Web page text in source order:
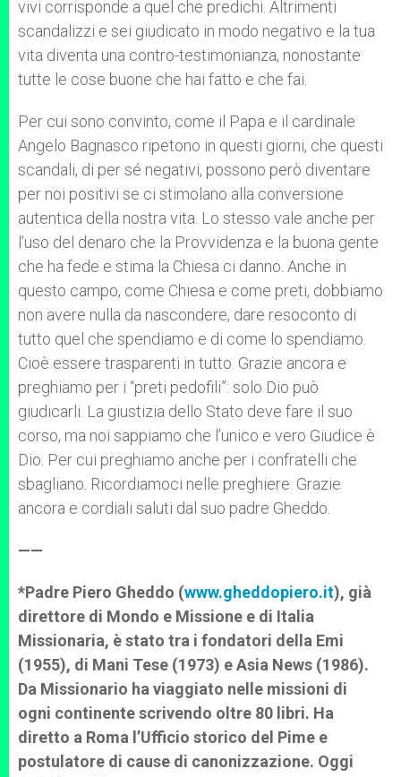
vivi corrisponde a quel che predichi. Altrimenti
scandalizzi e sei giudicato in modo negativo e la tua
vita diventa una contro-testimonianza, nonostante
tutte le cose buone che hai fatto e che fai.
Per cui sono convinto, come il Papa e il cardinale
Angelo Bagnasco ripetono in questi giorni, che questi
scandali, di per sé negativi, possono però diventare
per noi positivi se ci stimolano alla conversione
autentica della nostra vita. Lo stesso vale anche per
l’uso del denaro che la Provvidenza e la buona gente
che ha fede e stima la Chiesa ci danno. Anche in
questo campo, come Chiesa e come preti, dobbiamo
non avere nulla da nascondere, dare resoconto di
tutto quel che spendiamo e di come lo spendiamo.
Cioè essere trasparenti in tutto. Grazie ancora e
preghiamo per i “preti pedofili”: solo Dio può
giudicarli. La giustizia dello Stato deve fare il suo
corso, ma noi sappiamo che l’unico e vero Giudice è
Dio. Per cui preghiamo anche per i confratelli che
sbagliano. Ricordiamoci nelle preghiere. Grazie
ancora e cordiali saluti dal suo padre Gheddo.
——
*Padre Piero Gheddo (www.gheddopiero.it), già
direttore di Mondo e Missione e di Italia
Missionaria, è stato tra i fondatori della Emi
(1955), di Mani Tese (1973) e Asia News (1986).
Da Missionario ha viaggiato nelle missioni di
ogni continente scrivendo oltre 80 libri. Ha
diretto a Roma l’Ufficio storico del Pime e
postulatore di cause di canonizzazione. Oggi